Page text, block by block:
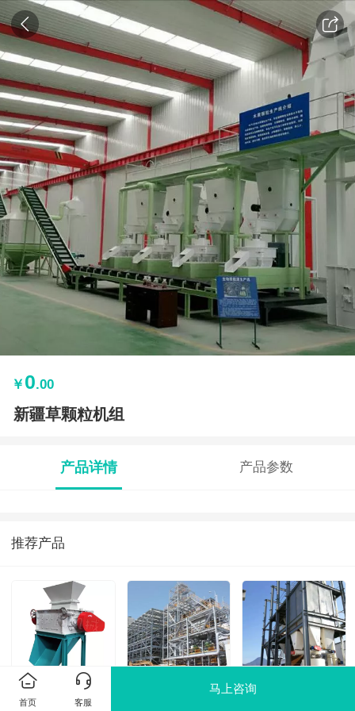
￥ 0.00
新疆草颗粒机组
产品详情 产品参数
推荐产品
对辊破碎机
首页 客服
马上咨询